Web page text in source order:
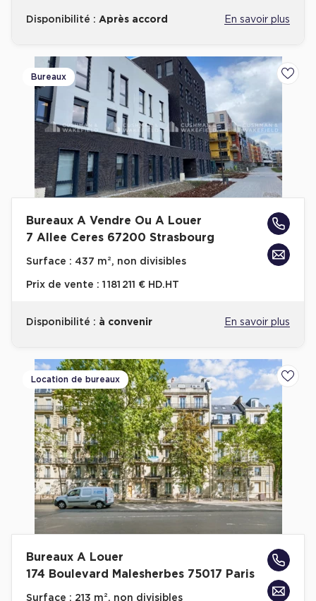
Disponibilité : Après accord En savoir plus
Bureaux
Bureaux A Vendre Ou A Louer
7 Allee Ceres 67200 Strasbourg
Surface : 437 m², non divisibles
Prix de vente : 1 181 211 € HD.HT
Disponibilité : à convenir En savoir plus
Location de bureaux
Bureaux A Louer
174 Boulevard Malesherbes 75017 Paris
Surface : 213 m², non divisibles